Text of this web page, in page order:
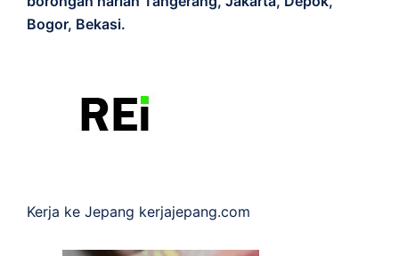
Bogor, Bekasi.
Kerja ke Jepang kerjajepang.com